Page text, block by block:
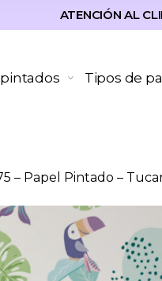
ATENCIÓN AL
Tipos de
– Papel Pintado –